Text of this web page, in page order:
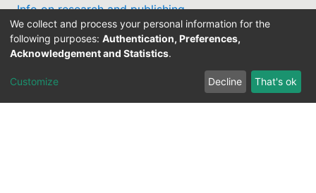
Info on research and publishing
Professor Catalogue
We collect and process your personal information for the
following purposes: Authentication, Preferences,
Acknowledgement and Statistics.
Customize Decline That's ok